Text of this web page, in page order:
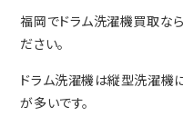
福岡でドラム洗濯機買取な
ださい。
ドラム洗濯機は縦型洗濯機
が多いです。